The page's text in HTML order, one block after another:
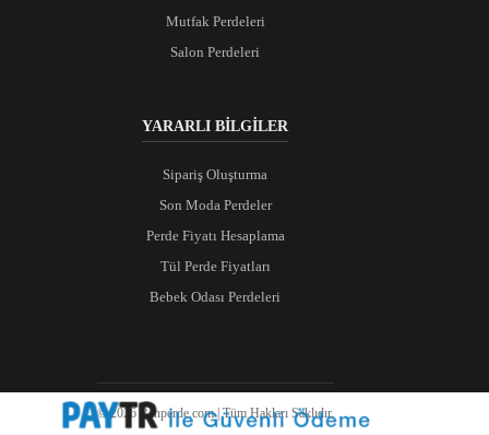
Mutfak Perdeleri
Salon Perdeleri
YARARLI BİLGİLER
Sipariş Oluşturma
Son Moda Perdeler
Perde Fiyatı Hesaplama
Tül Perde Fiyatları
Bebek Odası Perdeleri
© 2026 Ranperde.com | Tüm Hakları Saklıdır.